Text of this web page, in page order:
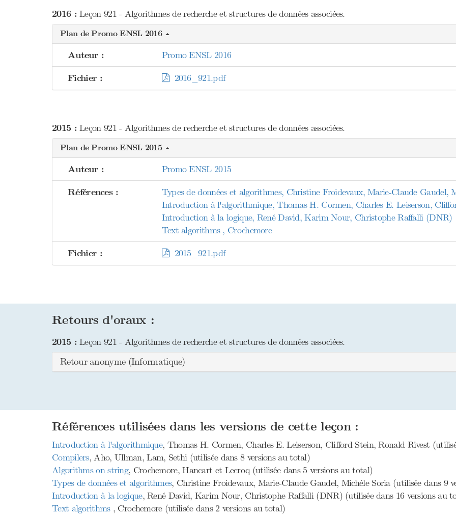
2016 :Leçon 921 - Algorithmes de recherche et structures de données associées.
Plan de Promo ENSL 2016
Auteur : Promo ENSL 2016
Fichier : 2016_921.pdf
2015 :Leçon 921 - Algorithmes de recherche et structures de données associées.
Plan de Promo ENSL 2015
Auteur : Promo ENSL 2015
Références :
Types de données et algorithmes, Christine Froidevaux, Marie-Claude Gaudel,
Introduction à l'algorithmique, Thomas H. Cormen, Charles E. Leiserson,
Introduction à la logique, René David, Karim Nour, Christophe Raffalli (DNR)
Text algorithms , Crochemore
Fichier : 2015_921.pdf
Retours d'oraux :
2015 :Leçon 921 - Algorithmes de recherche et structures de données associées.
Retour anonyme (Informatique)
Références utilisées dans les versions de cette leçon :
Introduction à l'algorithmique, Thomas H. Cormen, Charles E. Leiserson, Clifford Stein, Ronald Rivest
Compilers, Aho, Ullman, Lam, Sethi (utilisée dans 8 versions au total)
Algorithms on string, Crochemore, Hancart et Lecroq (utilisée dans 5 versions au total)
Types de données et algorithmes, Christine Froidevaux, Marie-Claude Gaudel, Michèle Soria (utilisée dans 9
Introduction à la logique, René David, Karim Nour, Christophe Raffalli (DNR) (utilisée dans 16 versions au
Text algorithms , Crochemore (utilisée dans 2 versions au total)